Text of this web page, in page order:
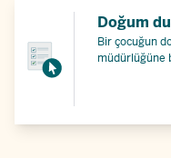
Doğum
Bir çocuğun
müdürlüğüne